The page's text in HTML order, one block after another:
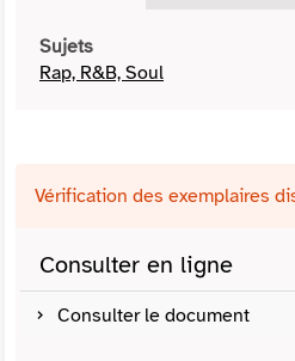
Sujets
Rap, R&B, Soul
Vérification des exemplaires
Consulter en ligne
Consulter le document